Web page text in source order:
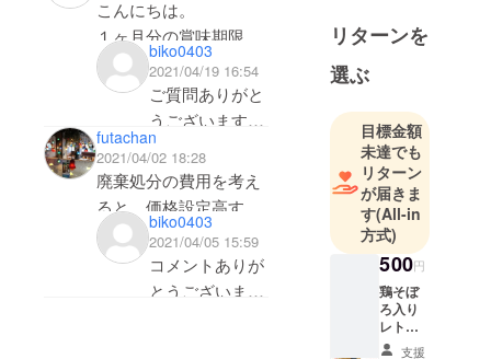
ます！よろしく
お願いいたしま
す。
こんにちは。
１ヶ月分の賞味期限も
全て6月ですか？
biko0403
2021/04/19 16:54
ご質問ありがと
うございます。
今回発送させて
頂くカレーは全
て賞味期限が
2022年6月8日の
ものです！よろ
しくお願いいた
します。
futachan
2021/04/02 18:28
廃棄処分の費用を考え
ると、価格設定高すぎ
ないですか？
biko0403
2021/04/05 15:59
コメントありが
とうございま
リターンを
選ぶ
目標金額
未達でも
リターン
が届きま
す(All-in
方式)
500円
鶏そぼ
ろ入り
レトル
トカ支援